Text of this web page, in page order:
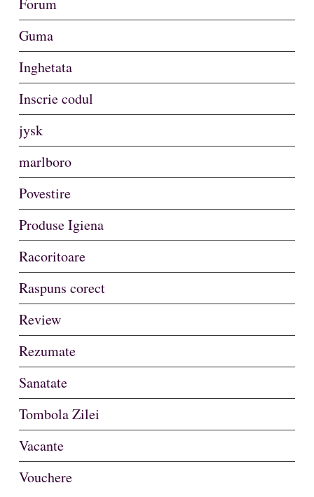
Forum
Guma
Inghetata
Inscrie codul
jysk
marlboro
Povestire
Produse Igiena
Racoritoare
Raspuns corect
Review
Rezumate
Sanatate
Tombola Zilei
Vacante
Vouchere